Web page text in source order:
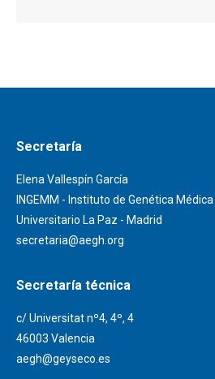
Secretaría
Elena Vallespín García
INGEMM - Instituto de Genética
Universitario La Paz - Madrid
secretaria@aegh.org
Secretaría técnica
c/ Universitat nº4, 4º, 4
46003 Valencia
aegh@geyseco.es